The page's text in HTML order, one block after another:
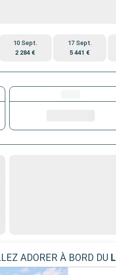
10 Sept.
2 284 €
17 Sept.
5 441 €
ADORER À BORD DU